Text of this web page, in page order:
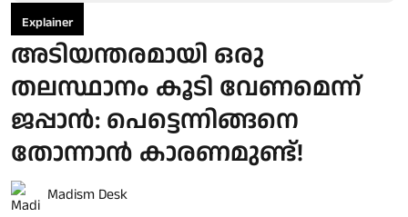
Explainer
അടിയന്തരമായി ഒരു
തലസ്ഥാനം കൂടി വേണമെന്ന്
ജപ്പാൻ: പെട്ടെന്നിങ്ങനെ
തോന്നാൻ കാരണമുണ്ട്!
Madism Desk